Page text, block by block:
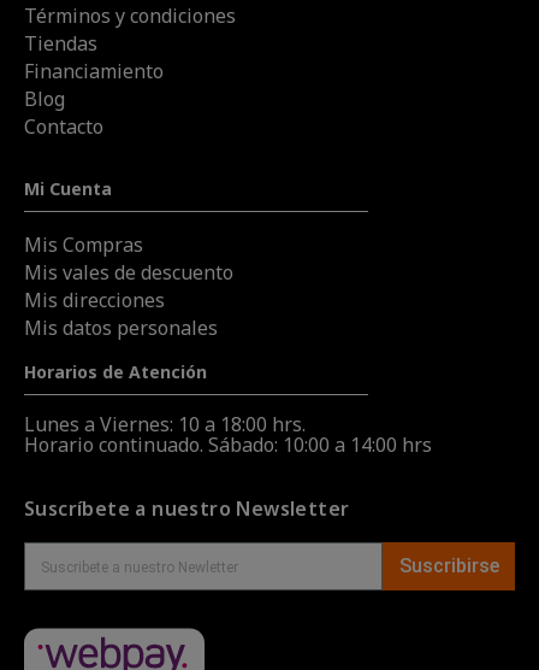
Términos y condiciones
Tiendas
Financiamiento
Blog
Contacto
Mi Cuenta
Mis Compras
Mis vales de descuento
Mis direcciones
Mis datos personales
Horarios de Atención
Lunes a Viernes: 10 a 18:00 hrs.
Horario continuado. Sábado: 10:00 a 14:00 hrs
Suscríbete a nuestro Newsletter
Suscribirse